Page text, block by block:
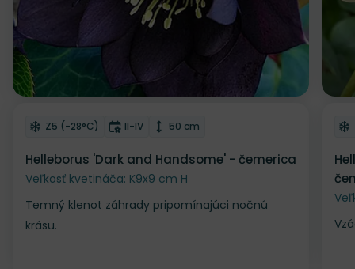
Odober do zoznamu želaní
Mrazuvzdornosť
Z5 (-28°C) Doba kvitnutia
II-IV Výška rastliny
50 cm
Helleborus 'Dark and Handsome' - čemerica
Veľkosť kvetináča: K9x9 cm H
Temný klenot záhrady pripomínajúci nočnú
krásu.